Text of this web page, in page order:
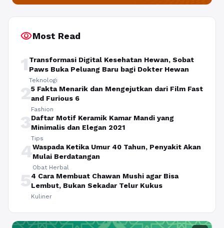
visibilityMost Read
1 Transformasi Digital Kesehatan Hewan, Sobat
Paws Buka Peluang Baru bagi Dokter Hewan
Teknologi
25 Fakta Menarik dan Mengejutkan dari Film Fast
and Furious 6
Fashion
3Daftar Motif Keramik Kamar Mandi yang
Minimalis dan Elegan 2021
Tips
4Waspada Ketika Umur 40 Tahun, Penyakit Akan
Mulai Berdatangan
Obat Herbal
54 Cara Membuat Chawan Mushi agar Bisa
Lembut, Bukan Sekadar Telur Kukus
Kuliner